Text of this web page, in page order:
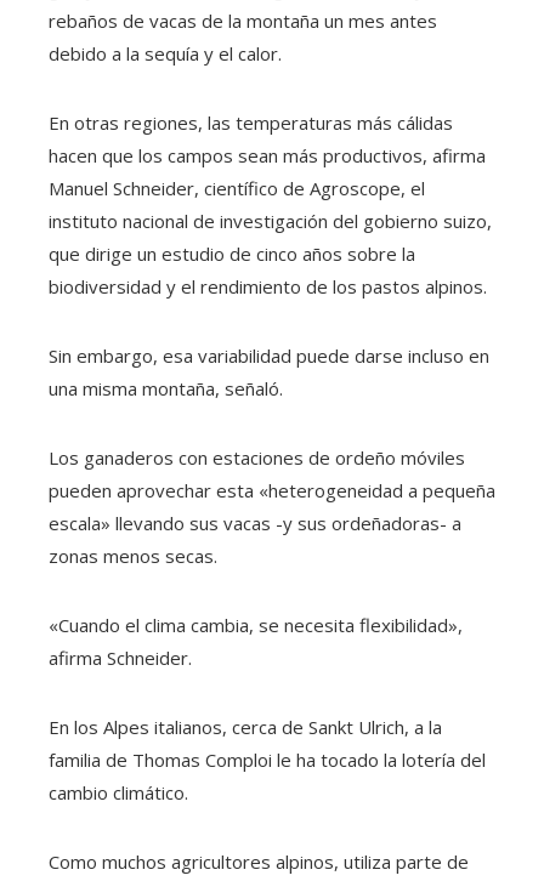
rebaños de vacas de la montaña un mes antes
debido a la sequía y el calor.
En otras regiones, las temperaturas más cálidas
hacen que los campos sean más productivos, afirma
Manuel Schneider, científico de Agroscope, el
instituto nacional de investigación del gobierno suizo,
que dirige un estudio de cinco años sobre la
biodiversidad y el rendimiento de los pastos alpinos.
Sin embargo, esa variabilidad puede darse incluso en
una misma montaña, señaló.
Los ganaderos con estaciones de ordeño móviles
pueden aprovechar esta «heterogeneidad a pequeña
escala» llevando sus vacas -y sus ordeñadoras- a
zonas menos secas.
«Cuando el clima cambia, se necesita flexibilidad»,
afirma Schneider.
En los Alpes italianos, cerca de Sankt Ulrich, a la
familia de Thomas Comploi le ha tocado la lotería del
cambio climático.
Como muchos agricultores alpinos, utiliza parte de